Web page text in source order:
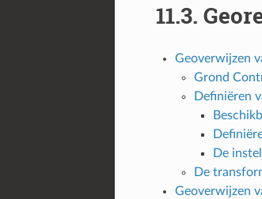
11.3.
Geoverwijzen
Grond
Definiëren
De
De
Geoverwijzen